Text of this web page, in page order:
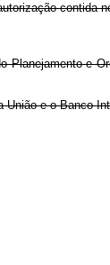
contida
Planejamento e
e o Banco